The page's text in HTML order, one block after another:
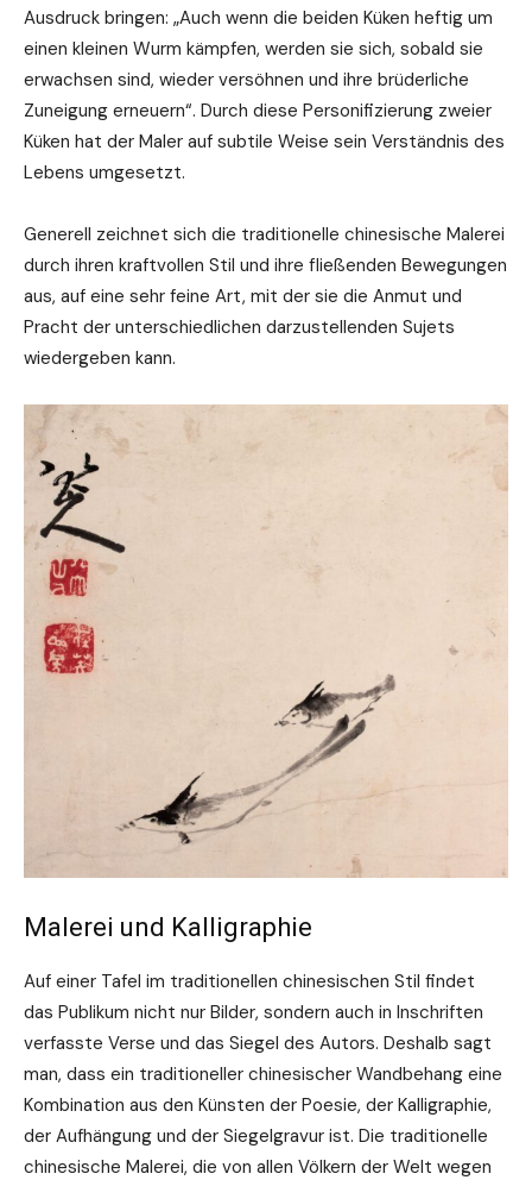
Ausdruck bringen: „Auch wenn die beiden Küken heftig um
einen kleinen Wurm kämpfen, werden sie sich, sobald sie
erwachsen sind, wieder versöhnen und ihre brüderliche
Zuneigung erneuern“. Durch diese Personifizierung zweier
Küken hat der Maler auf subtile Weise sein Verständnis des
Lebens umgesetzt.
Generell zeichnet sich die traditionelle chinesische Malerei
durch ihren kraftvollen Stil und ihre fließenden Bewegungen
aus, auf eine sehr feine Art, mit der sie die Anmut und
Pracht der unterschiedlichen darzustellenden Sujets
wiedergeben kann.
Malerei und Kalligraphie
Auf einer Tafel im traditionellen chinesischen Stil findet
das Publikum nicht nur Bilder, sondern auch in Inschriften
verfasste Verse und das Siegel des Autors. Deshalb sagt
man, dass ein traditioneller chinesischer Wandbehang eine
Kombination aus den Künsten der Poesie, der Kalligraphie,
der Aufhängung und der Siegelgravur ist. Die traditionelle
chinesische Malerei, die von allen Völkern der Welt wegen